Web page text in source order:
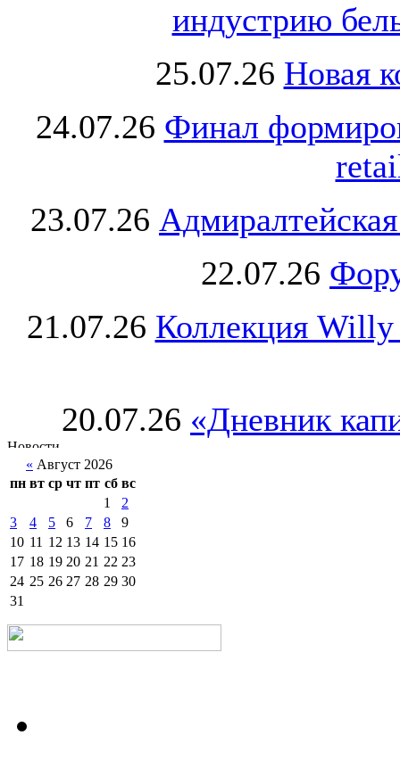
индустрию
25.07.26 Новая
24.07.26 Финал
23.07.26
22.07.26
21.07.26 Коллекция Willy
20.07.26 «Дневник
« Август 2026
пн вт ср чт пт сб вс
1
2
3
4 5 6 7 8
9
10 11 12 13 14 15 16
17 18 19 20 21 22 23
24 25 26 27 28 29 30
31